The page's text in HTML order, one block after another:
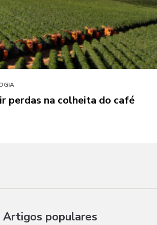
perdas na colheita do café
Artigos populares